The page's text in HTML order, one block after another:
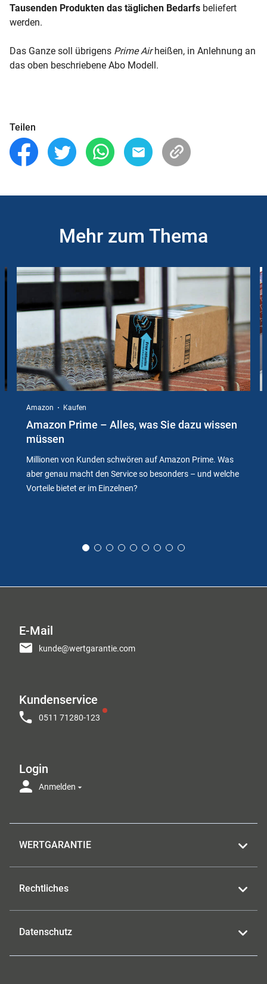
Tausenden Produkten das täglichen Bedarfs beliefert
werden.
Das Ganze soll übrigens Prime Airheißen, in Anlehnung an
das oben beschriebene Abo Modell.
Teilen
Mehr zum Thema
Instructions
Amazon Kaufen
Amazon Prime – Alles, was Sie dazu wissen
müssen
Millionen von Kunden schwören auf Amazon Prime. Was
aber genau macht den Service so besonders – und welche
Vorteile bietet er im Einzelnen?
E-Mail
kunde@wertgarantie.com
Kundenservice
0511 71280-123
Login
Anmelden
WERTGARANTIE
Rechtliches
Datenschutz